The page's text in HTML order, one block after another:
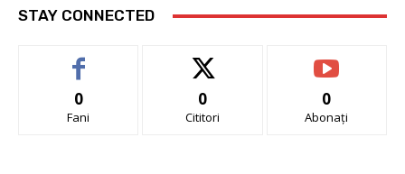
STAY CONNECTED
0
Fani
0
Cititori
0
Abonați